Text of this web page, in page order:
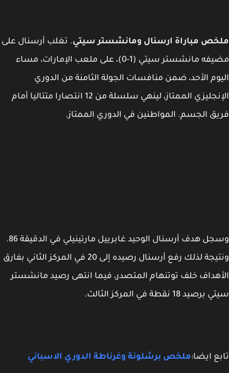
ارسنال ومانشستر سيتي. تغلب أرسنال على
مضيفه مانشستر سيتي (1-0)، على ملعب الإمارات، مساء
ضمن منافسات الجولة الثامنة من الدوري
الإنجليزي الممتاز، لينهي سلسلة من 12 انتصارا متتاليا أمام
المواطنين في الدوري الممتاز.
وسجل هدف أرسنال الوحيد غابرييل مارتينيلي في الدقيقة 86.
ونتيجة لذلك رفع أرسنال رصيده إلى 20 في المركز الثاني بفارق
توتنهام المتصدر، فيما انتهى رصيد مانشستر
ملخص برشلونة وغرناطة الدوري الاسباني